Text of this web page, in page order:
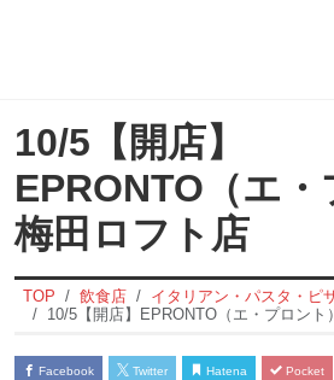
10/5【開店】
EPRONTO（エ・
梅田ロフト店
TOP 飲食店
イタリアン・パスタ・ピ
10/5【開店】EPRONTO（エ・プロント
Facebook Twitter Hatena Pocket